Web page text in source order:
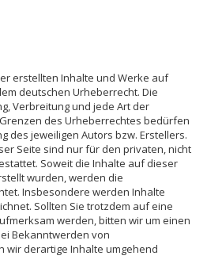
erstellten Inhalte und Werke auf
deutschen Urheberrecht. Die
Verbreitung und jede Art der
des Urheberrechtes bedürfen
des jeweiligen Autors bzw. Erstellers.
Seite sind nur für den privaten, nicht
Soweit die Inhalte auf dieser
wurden, werden die
Insbesondere werden Inhalte
Sollten Sie trotzdem auf eine
werden, bitten wir um einen
Bekanntwerden von
wir derartige Inhalte umgehend